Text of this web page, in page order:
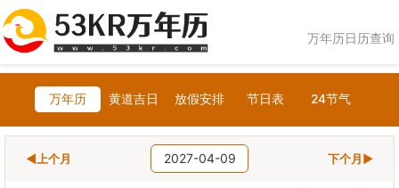
万年历日历查询
万年历 黄道吉日 放假安排 节日表 24节气
◀上个月 2027-04-09 下个月▶